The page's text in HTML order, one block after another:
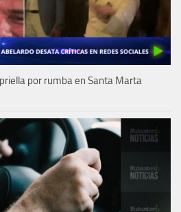
por rumba en Santa Marta